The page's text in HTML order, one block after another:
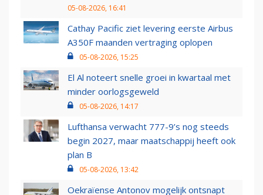
05-08-2026, 16:41
Cathay Pacific ziet levering eerste Airbus
A350F maanden vertraging oplopen
05-08-2026, 15:25
El Al noteert snelle groei in kwartaal met
minder oorlogsgeweld
05-08-2026, 14:17
Lufthansa verwacht 777-9’s nog steeds
begin 2027, maar maatschappij heeft ook
plan B
05-08-2026, 13:42
Oekraïense Antonov mogelijk ontsnapt